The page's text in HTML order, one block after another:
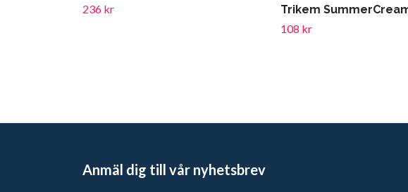
236 kr
Trikem
108 kr
Anmäl dig till vår nyhetsbrev